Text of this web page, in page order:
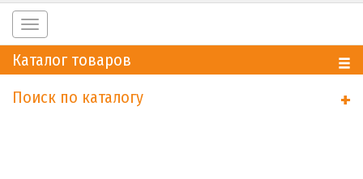
Toggle
navigation
Каталог товаров
Поиск по каталогу
+